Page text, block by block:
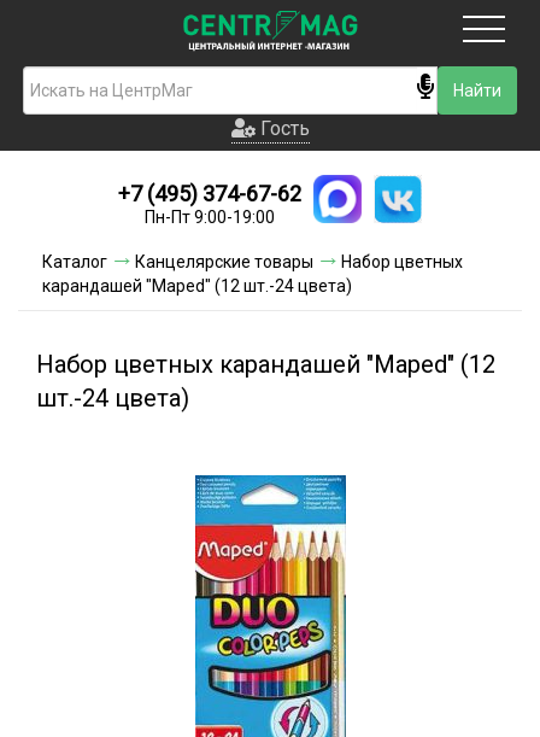
Гость
Новинки
Условия доставки
Контакты
Гость
+7 (495) 374-67-62
Пн-Пт 9:00-19:00
Каталог Канцелярские товары
Набор цветных
карандашей "Maped" (12 шт.-24 цвета)
Набор цветных карандашей "Maped" (12
шт.-24 цвета)